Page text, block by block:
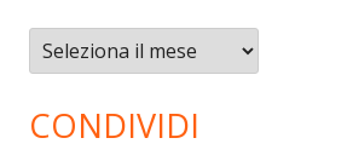
Archivi
CONDIVIDI